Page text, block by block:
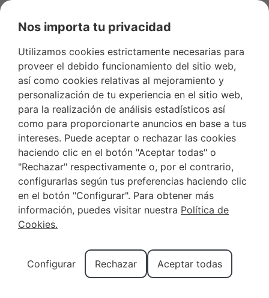
Favoritos +34 966 281 556 Propietarios
Visitar Benidorm en
septiembre: la escapada
perfecta
Tag:Alojamientos
turísticos en
Benidorm
Nos importa tu privacidad
Utilizamos cookies estrictamente necesarias para
proveer el debido funcionamiento del sitio web,
así como cookies relativas al mejoramiento y
personalización de tu experiencia en el sitio web,
para la realización de análisis estadísticos así
como para proporcionarte anuncios en base a tus
intereses. Puede aceptar o rechazar las cookies
haciendo clic en el botón "Aceptar todas" o
"Rechazar" respectivamente o, por el contrario,
configurarlas según tus preferencias haciendo clic
en el botón "Configurar". Para obtener más
información, puedes visitar nuestra Política de
Cookies.
Configurar Rechazar Aceptar todas